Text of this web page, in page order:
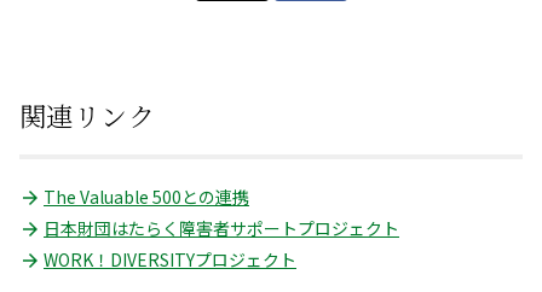
関連リンク
The Valuable 500との連携
日本財団はたらく障害者サポートプロジェクト
WORK！DIVERSITYプロジェクト